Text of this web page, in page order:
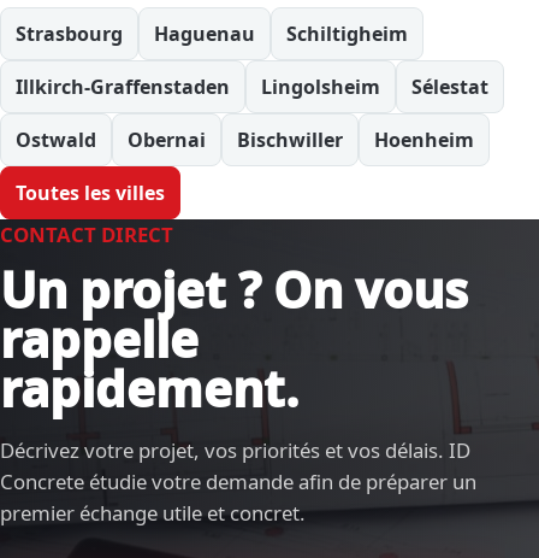
Strasbourg Haguenau
Schiltigheim
Illkirch-Graffenstaden
Lingolsheim
Sélestat
Ostwald
Obernai Bischwiller
Hoenheim
Toutes les villes
CONTACT DIRECT
Un projet ? On vous
rappelle
rapidement.
Décrivez votre projet, vos priorités et vos délais. ID
Concrete étudie votre demande afin de préparer un
premier échange utile et concret.